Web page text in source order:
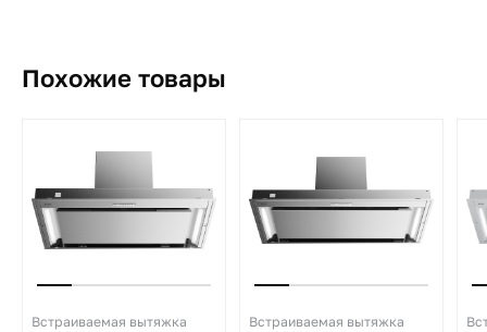
Похожие товары
Встраиваемая вытяжка Встраиваемая вытяжка